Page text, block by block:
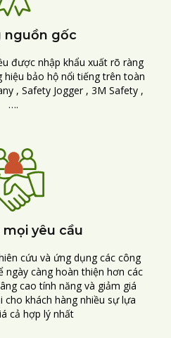
nguồn gốc
được nhập khẩu xuất rõ ràng
bảo hộ nổi tiếng trên toàn
, Safety Jogger , 3M Safety ,
….
yêu cầu
cứu và ứng dụng các công
ngày càng hoàn thiện hơn các
cao tính năng và giảm giá
cho khách hàng nhiều sự lựa
cả hợp lý nhất